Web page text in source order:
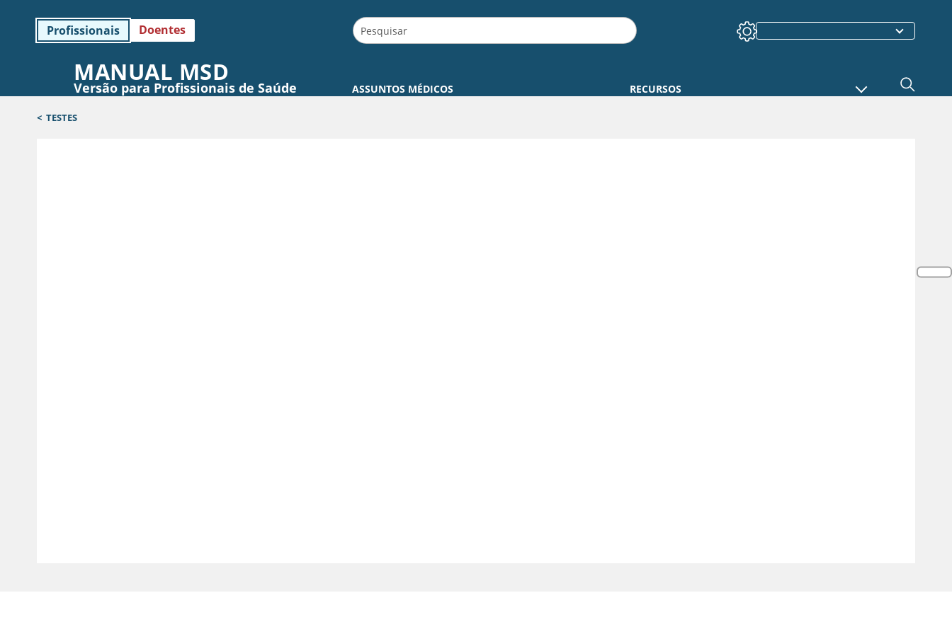
Profissionais Doentes
MANUAL MSD
Versão para Profissionais de Saúde ASSUNTOS MÉDICOS RECURSOS
< TESTES